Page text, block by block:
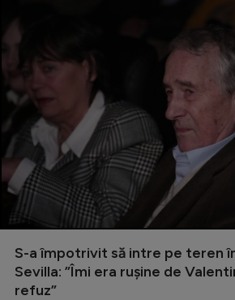
S-a împotrivit să intre pe teren
Sevilla: ”Îmi era rușine de
refuz”